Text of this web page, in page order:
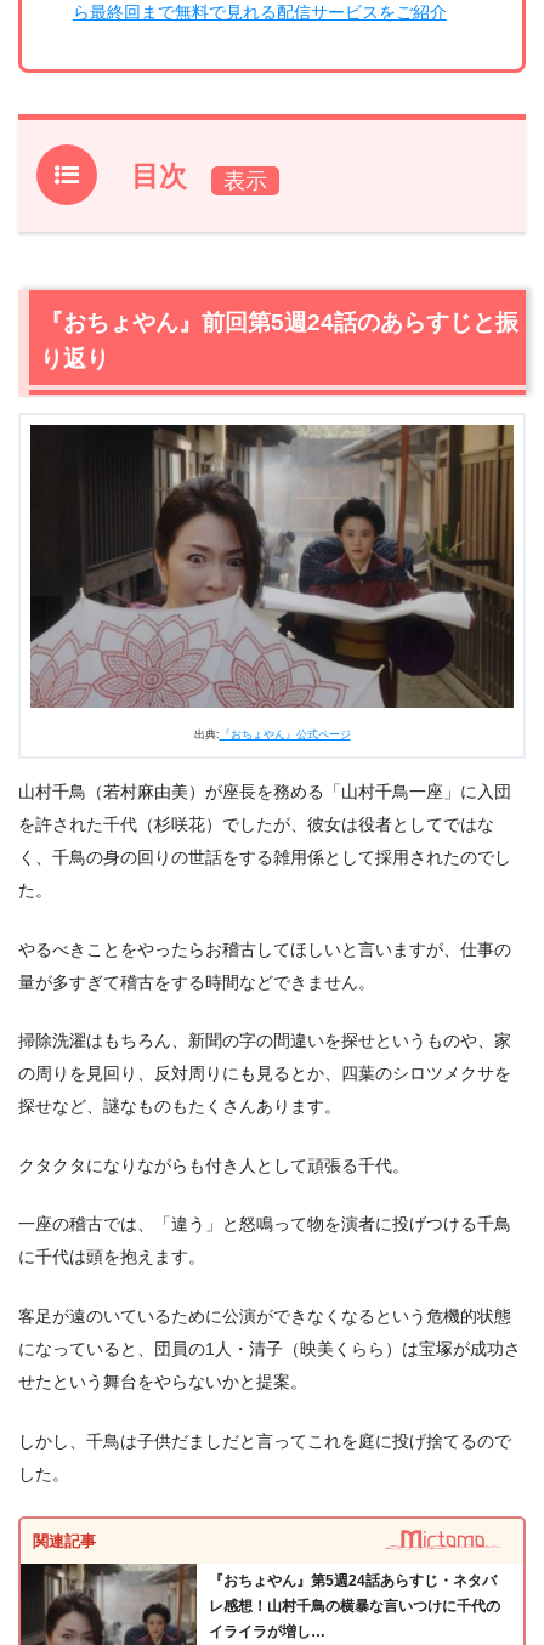
ら最終回まで無料で見れる配信サービスをご紹介
目次
1.『おちょやん』前回第5週24話のあらすじと振り返り
2.1
怒り爆発の千代（杉咲花）は言う「お世話になりまし
た。いや、お世話しました！」
2.2
らら）。長年側にいる彼女から見た千鳥（若村麻由美）と
は
千鳥（若村麻由美）は誰よりも芝居に真剣。千代（杉
咲花）はもう一度…
『おちょやん』第5週25話あらすじ・ネタバレ感想まと
『おちょやん』前回第5週24話のあらすじと振
り返り
出典: 『おちょやん』公式ページ
山村千鳥（若村麻由美）が座長を務める「山村千鳥一座」に入団
を許された千代（杉咲花）でしたが、彼女は役者としてではな
く、千鳥の身の回りの世話をする雑用係として採用されたのでし
た。
やるべきことをやったらお稽古してほしいと言いますが、仕事の
量が多すぎて稽古をする時間などできません。
掃除洗濯はもちろん、新聞の字の間違いを探せというものや、家
の周りを見回り、反対周りにも見るとか、四葉のシロツメクサを
探せなど、謎なものもたくさんあります。
クタクタになりながらも付き人として頑張る千代。
一座の稽古では、「違う」と怒鳴って物を演者に投げつける千鳥
に千代は頭を抱えます。
客足が遠のいているために公演ができなくなるという危機的状態
になっていると、団員の1人・清子（映美くらら）は宝塚が成功さ
せたという舞台をやらないかと提案。
しかし、千鳥は子供だましだと言ってこれを庭に投げ捨てるので
した。
関連記事
『おちょやん』第5週24話あらすじ・ネタバ
レ感想！山村千鳥の横暴な言いつけに千代の
イライラが増し…